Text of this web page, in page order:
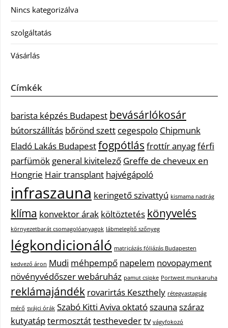
Nincs kategorizálva
szolgáltatás
Vásárlás
Címkék
barista képzés Budapest bevásárlókosár
bútorszállítás bőrönd szett cegespolo Chipmunk
Eladó Lakás Budapestfogpótlás frottír anyagférfi
parfümök general kivitelező Greffe de cheveux en
Hongrie Hair transplant hajvégápoló
infraszauna keringető szivattyú kismama nadrág
klíma konvektor árak költöztetés könyvelés
környezetbarát csomagolóanyagok lábmelegítő szőnyeg
légkondicionáló matricázás fóliázás Budapesten
kedvező áron Mudi méhpempő napelem novopayment
növényvédőszer webáruház pamut csipke Portwest munkaruha
reklámajándék rovarirtás Keszthely rétegvastagság
mérő svájci órák Szabó Kitti Aviva oktatószauna száraz
kutyatáptermosztáttesthevedertv vágyfokozó